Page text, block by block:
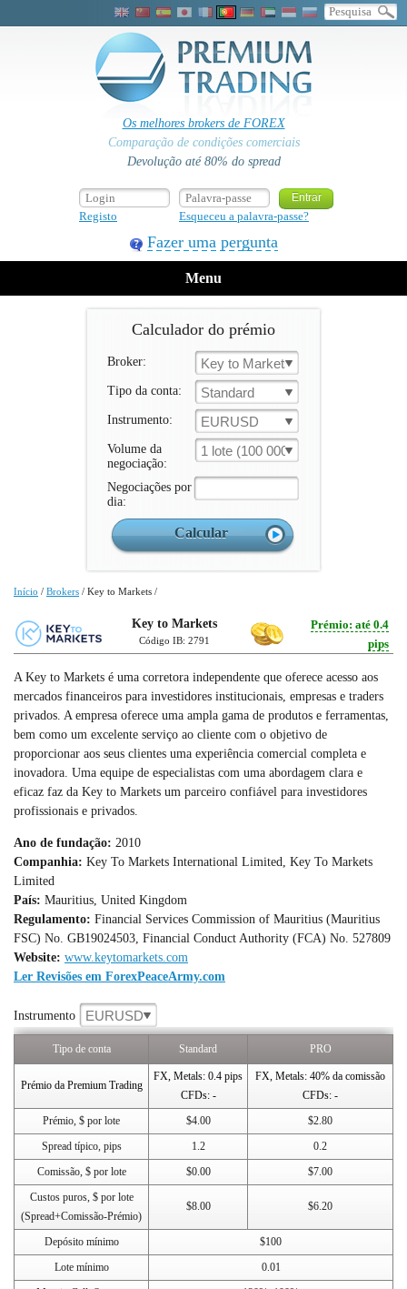
Os melhores brokers de FOREX
Comparação de condições comerciais
Devolução até 80% do spread
Registo Esqueceu a palavra-passe?
Fazer uma pergunta
Menu
Calculador do prémio
Broker: Key to Markets
Tipo da conta: Standard
Instrumento: EURUSD
Volume da
negociação:
1 lote (100 000 un.)
Negociações por
dia:
Início / Brokers / Key to Markets /
Key to Markets
Código IB: 2791
Prémio: até 0.4
pips
A Key to Markets é uma corretora independente que oferece acesso aos
mercados financeiros para investidores institucionais, empresas e traders
privados. A empresa oferece uma ampla gama de produtos e ferramentas,
bem como um excelente serviço ao cliente com o objetivo de
proporcionar aos seus clientes uma experiência comercial completa e
inovadora. Uma equipe de especialistas com uma abordagem clara e
eficaz faz da Key to Markets um parceiro confiável para investidores
profissionais e privados.
Ano de fundação: 2010
Companhia: Key To Markets International Limited, Key To Markets
Limited
País: Mauritius, United Kingdom
Regulamento: Financial Services Commission of Mauritius (Mauritius
FSC) No. GB19024503, Financial Conduct Authority (FCA) No. 527809
Website: www.keytomarkets.com
Ler Revisões em ForexPeaceArmy.com
Instrumento EURUSD
Tipo de conta Standard PRO
Prémio da Premium Trading
FX, Metals: 0.4 pips
CFDs: -
FX, Metals: 40% da comissão
CFDs: -
Prémio, $ por lote
$4.00
$2.80
Spread típico, pips
1.2
0.2
Comissão, $ por lote
$0.00
$7.00
Custos puros, $ por lote
(Spread+Comissão-Prémio)
$8.00 $6.20
Depósito mínimo
$100
Lote mínimo
0.01